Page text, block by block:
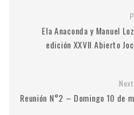
Ela Anaconda y Manuel
edición XXVII Abierto
Next
Reunión N°2 – Domingo 10 de